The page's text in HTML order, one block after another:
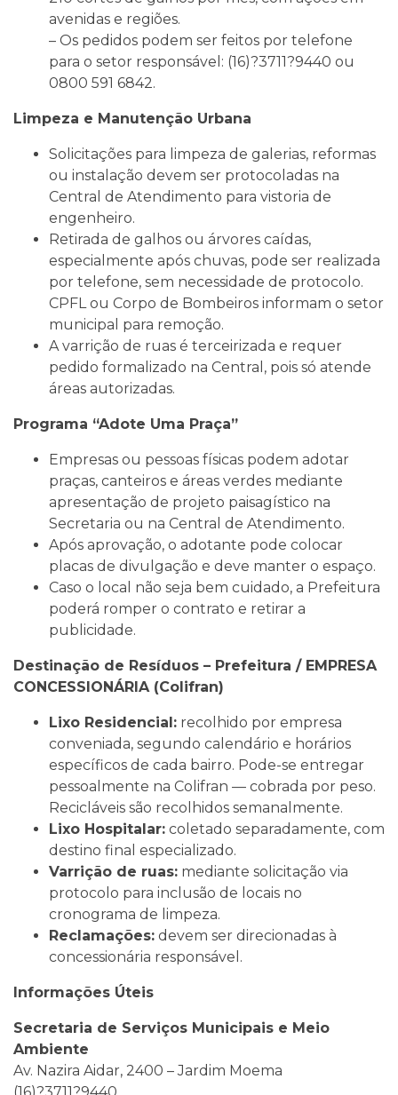
avenidas e regiões.
– Os pedidos podem ser feitos por telefone
para o setor responsável: (16)?3711?9440 ou
0800 591 6842.
Limpeza e Manutenção Urbana
Solicitações para limpeza de galerias, reformas
ou instalação devem ser protocoladas na
Central de Atendimento para vistoria de
engenheiro.
Retirada de galhos ou árvores caídas,
especialmente após chuvas, pode ser realizada
por telefone, sem necessidade de protocolo.
CPFL ou Corpo de Bombeiros informam o setor
municipal para remoção.
A varrição de ruas é terceirizada e requer
pedido formalizado na Central, pois só atende
áreas autorizadas.
Programa “Adote Uma Praça”
Empresas ou pessoas físicas podem adotar
praças, canteiros e áreas verdes mediante
apresentação de projeto paisagístico na
Secretaria ou na Central de Atendimento.
Após aprovação, o adotante pode colocar
placas de divulgação e deve manter o espaço.
Caso o local não seja bem cuidado, a Prefeitura
poderá romper o contrato e retirar a
publicidade.
Destinação de Resíduos – Prefeitura / EMPRESA
CONCESSIONÁRIA (Colifran)
Lixo Residencial: recolhido por empresa
conveniada, segundo calendário e horários
específicos de cada bairro. Pode-se entregar
pessoalmente na Colifran — cobrada por peso.
Recicláveis são recolhidos semanalmente.
Lixo Hospitalar: coletado separadamente, com
destino final especializado.
Varrição de ruas: mediante solicitação via
protocolo para inclusão de locais no
cronograma de limpeza.
Reclamações: devem ser direcionadas à
concessionária responsável.
Informações Úteis
Secretaria de Serviços Municipais e Meio
Ambiente
Av. Nazira Aidar, 2400 – Jardim Moema